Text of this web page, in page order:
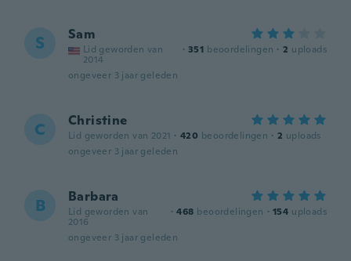
S Sam
Lid geworden van
2014
· 351 beoordelingen · 2 uploads
ongeveer 3 jaar geleden
C Christine
Lid geworden van 2021 · 420 beoordelingen · 2 uploads
ongeveer 3 jaar geleden
B Barbara
Lid geworden van
2016
· 468 beoordelingen · 154 uploads
ongeveer 3 jaar geleden